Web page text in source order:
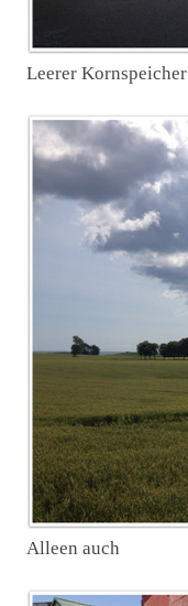
Leerer Kornspeicher
Alleen auch